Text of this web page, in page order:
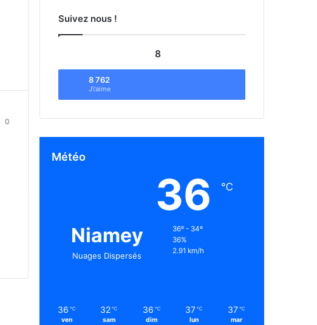
0
Suivez nous !
8
8 762
J\'aime
Météo
Niamey
Nuages Dispersés
36 ℃
36º - 34º
36%
2.91 km/h
36 ℃
ven
32 ℃
sam
36 ℃
dim
37 ℃
lun
37 ℃
mar